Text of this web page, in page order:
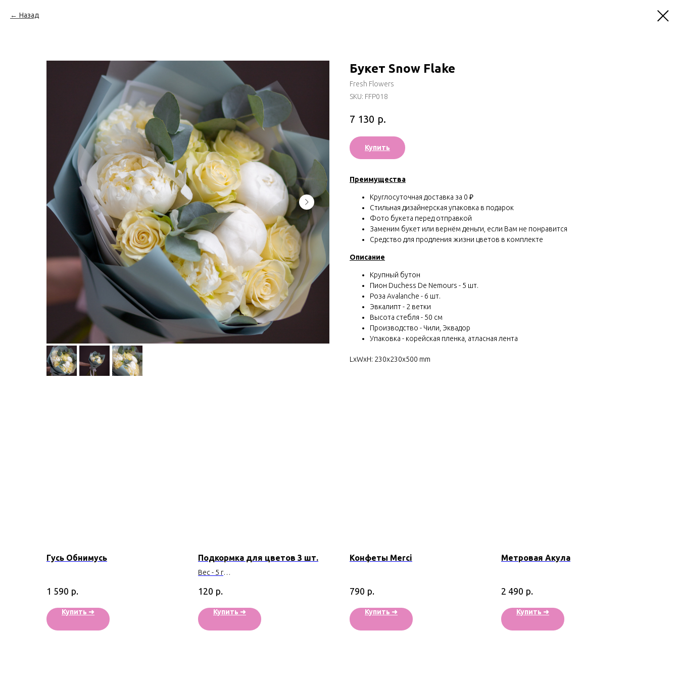
Назад
Букет Snow Flake
Fresh Flowers
SKU: FFP018
7 130 р.
Купить
Преимущества
Круглосуточная доставка за 0 ₽
Стильная дизайнерская упаковка в подарок
Фото букета перед отправкой
Заменим букет или вернём деньги, если Вам не понравится
Средство для продления жизни цветов в комплекте
Описание
Крупный бутон
Пион Duchess De Nemours - 5 шт.
Роза Avalanche - 6 шт.
Эвкалипт - 2 ветки
Высота стебля - 50 см
Производство - Чили, Эквадор
Упаковка - корейская пленка, атласная лента
LxWxH: 230x230x500 mm
Гусь Обнимусь
1 590 р.
Купить ➜
Подкормка для цветов 3 шт.
Вес - 5 г
120 р.
Купить ➜
Конфеты Merci
790 р.
Купить ➜
Метровая Акула
2 490 р.
Купить ➜